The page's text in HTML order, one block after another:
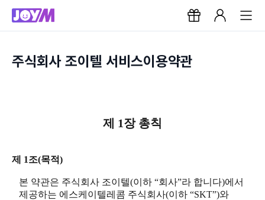
주식회사 조이텔 서비스이용약관
제 1장 총칙
제 1조(목적)
본 약관은 주식회사 조이텔(이하 “회사”라 합니다)에서
제공하는 에스케이텔레콤 주식회사(이하 “SKT”)와